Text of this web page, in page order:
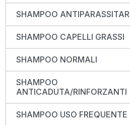
SHAMPOO
SHAMPOO CAPELLI GRASSI
SHAMPOO NORMALI
SHAMPOO
ANTICADUTA/RINFORZANTI
SHAMPOO USO FREQUENTE